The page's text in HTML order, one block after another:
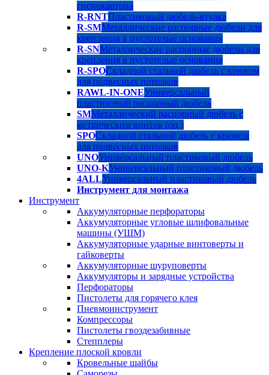
гиспокартона
R-RNTПластиковый дюбель-втулка
R-SMМеталлические распорные дюбели для
крепления в пустотелые основания
R-SNМеталлические распорные дюбели для
крепления в пустотелые основания
R-SPOСкладной стальной дюбель с крюком
для подвесных потолков
RAWL-IN-ONEУниверсальный
пластиковый распорный дюбель
SMМеталлический распорный дюбель с
метрическим винтов (оц.)
SPOСкладной стальной дюбель с крюком
для подвесных потолков
UNOУниверсальный пластиковый дюбель
UNO-KУниверсальный пластиковый дюбель
4ALLУниверсальный пластиковый дюбель
Инструмент для монтажа
Инструмент
Аккумуляторные перфораторы
Аккумуляторные угловые шлифовальные
машины (УШМ)
Аккумуляторные ударные винтоверты и
гайковерты
Аккумуляторные шуруповерты
Аккумуляторы и зарядные устройства
Перфораторы
Пистолеты для горячего клея
Пневмоинструмент
Компрессоры
Пистолеты гвоздезабивные
Степплеры
Крепление плоской кровли
Кровельные шайбы